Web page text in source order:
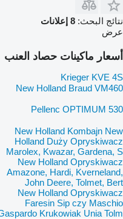
نتائج البحث: 8 إعلانات
عرض
أسعار ماكينات حصاد العنب
Krieger KVE 4S
New Holland Braud VM460
Pellenc OPTIMUM 530
New Holland Kombajn New
Holland Duży Opryskiwacz
Marolex, Kwazar, Gardena, S
New Holland Opryskiwacz
Amazone, Hardi, Kverneland,
John Deere, Tolmet, Bert
New Holland Opryskiwacz
Faresin Sip czy Maschio
Krukowiak Unia Tolm